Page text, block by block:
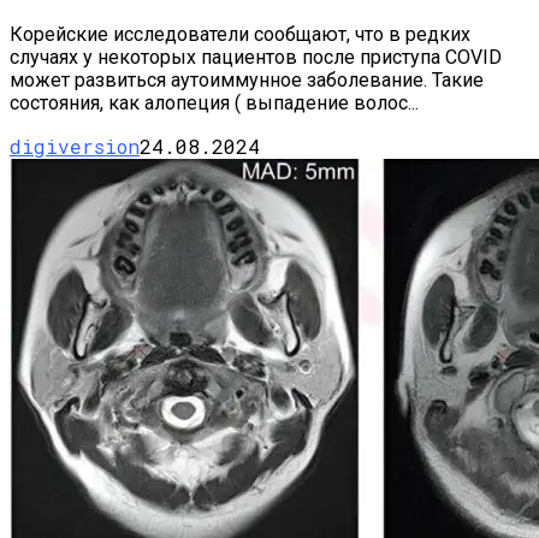
Корейские исследователи сообщают, что в редких
случаях у некоторых пациентов после приступа COVID
может развиться аутоиммунное заболевание. Такие
состояния, как алопеция ( выпадение волос...
digiversion24.08.2024